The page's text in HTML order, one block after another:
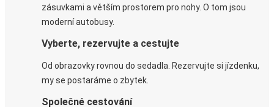
zásuvkami a větším prostorem pro nohy. O tom jsou
moderní autobusy.
Vyberte, rezervujte a cestujte
Od obrazovky rovnou do sedadla. Rezervujte si jízdenku,
my se postaráme o zbytek.
Společné cestování